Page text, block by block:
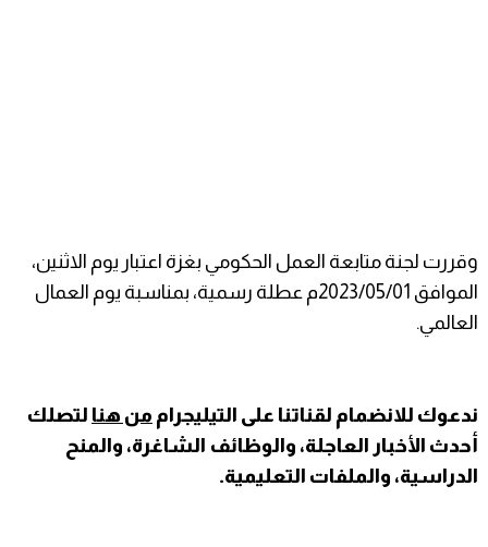
وقررت لجنة متابعة العمل الحكومي بغزة اعتبار يوم الاثنين،
الموافق 2023/05/01م عطلة رسمية، بمناسبة يوم العمال
العالمي.
ندعوك للانضمام لقناتنا على التيليجرام من هنا لتصلك
أحدث الأخبار العاجلة، والوظائف الشاغرة، والمنح
الدراسية، والملفات التعليمية.